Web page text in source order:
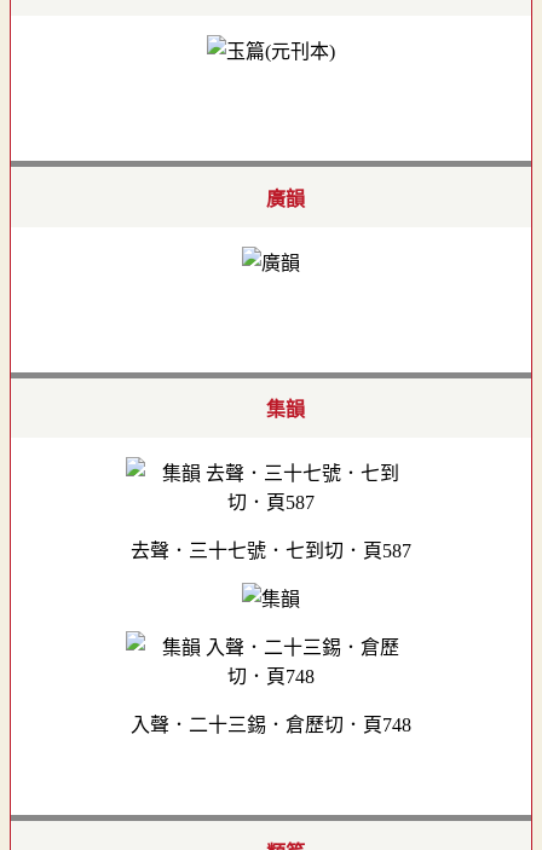
廣韻
集韻
去聲．三十七號．七到切．頁587
入聲．二十三錫．倉歷切．頁748